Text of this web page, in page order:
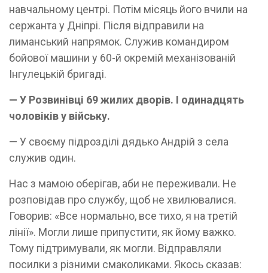
навчальному центрі. Потім місяць його вчили на
сержанта у Дніпрі. Після відправили на
лиманський напрямок. Служив командиром
бойової машини у 60-й окремій механізованій
Інгулецькій бригаді.
— У Розвинівці 69 жилих дворів. І одинадцять
чоловіків у війську.
— У своєму підрозділі дядько Андрій з села
служив один.
Нас з мамою оберігав, аби не переживали. Не
розповідав про службу, щоб не хвилювалися.
Говорив: «Все нормально, все тихо, я на третій
лінії». Могли лише припустити, як йому важко.
Тому підтримували, як могли. Відправляли
посилки з різними смаколиками. Якось сказав: